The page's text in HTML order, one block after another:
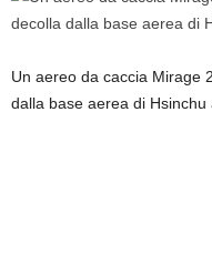
Un aereo da caccia Mirage
dalla base aerea di